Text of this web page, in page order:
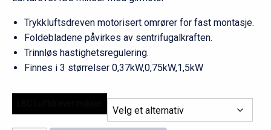
Trykkluftsdreven motorisert omrører for fast montasje.
Foldebladene påvirkes av sentrifugalkraften.
Trinnløs hastighetsregulering.
Finnes i 3 størrelser 0,37kW,0,75kW,1,5kW